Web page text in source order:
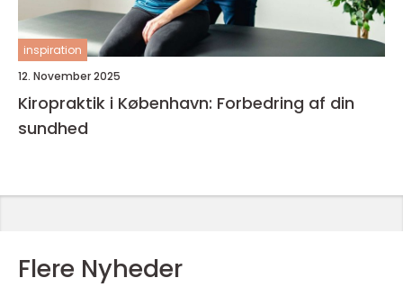
inspiration
12. November 2025
Kiropraktik i København: Forbedring af din
sundhed
Flere Nyheder